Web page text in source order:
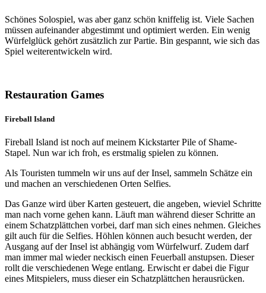
Schönes Solospiel, was aber ganz schön kniffelig ist. Viele Sachen
müssen aufeinander abgestimmt und optimiert werden. Ein wenig
Würfelglück gehört zusätzlich zur Partie. Bin gespannt, wie sich das
Spiel weiterentwickeln wird.
Restauration Games
Fireball Island
Fireball Island ist noch auf meinem Kickstarter Pile of Shame-
Stapel. Nun war ich froh, es erstmalig spielen zu können.
Als Touristen tummeln wir uns auf der Insel, sammeln Schätze ein
und machen an verschiedenen Orten Selfies.
Das Ganze wird über Karten gesteuert, die angeben, wieviel Schritte
man nach vorne gehen kann. Läuft man während dieser Schritte an
einem Schatzplättchen vorbei, darf man sich eines nehmen. Gleiches
gilt auch für die Selfies. Höhlen können auch besucht werden, der
Ausgang auf der Insel ist abhängig vom Würfelwurf. Zudem darf
man immer mal wieder neckisch einen Feuerball anstupsen. Dieser
rollt die verschiedenen Wege entlang. Erwischt er dabei die Figur
eines Mitspielers, muss dieser ein Schatzplättchen herausrücken.